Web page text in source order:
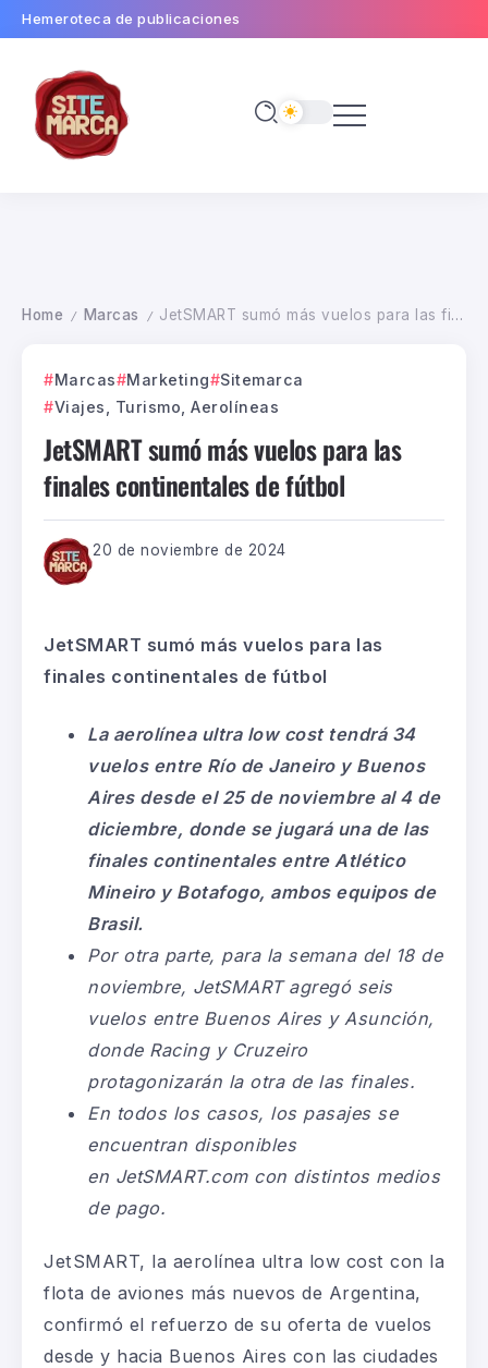
Hemeroteca de publicaciones
Home / Marcas / JetSMART sumó más vuelos para las finales continentales de fútbol
Marcas Marketing
Sitemarca
Viajes, Turismo, Aerolíneas
JetSMART sumó más vuelos para las
finales continentales de fútbol
20 de noviembre de 2024
JetSMART sumó más vuelos para las
finales continentales de fútbol
La aerolínea ultra low cost tendrá 34
vuelos entre Río de Janeiro y Buenos
Aires desde el 25 de noviembre al 4 de
diciembre, donde se jugará una de las
finales continentales entre Atlético
Mineiro y Botafogo, ambos equipos de
Brasil.
Por otra parte, para la semana del 18 de
noviembre, JetSMART agregó seis
vuelos entre Buenos Aires y Asunción,
donde Racing y Cruzeiro
protagonizarán la otra de las finales.
En todos los casos, los pasajes se
encuentran disponibles
en JetSMART.comcon distintos medios
de pago.
JetSMART, la aerolínea ultra low cost con la
flota de aviones más nuevos de Argentina,
confirmó el refuerzo de su oferta de vuelos
desde y hacia Buenos Aires con las ciudades